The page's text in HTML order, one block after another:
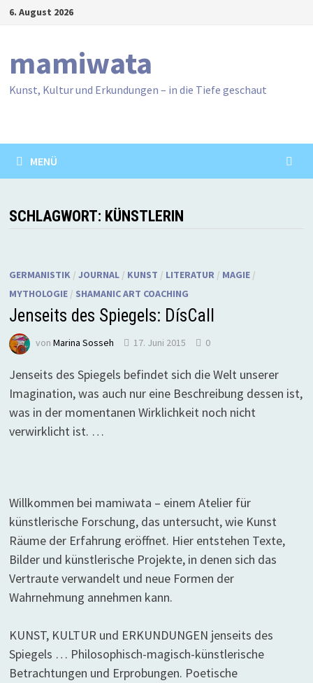
Zum6. August 2026
mamiwata
Kunst, Kultur und Erkundungen – in die Tiefe geschaut
MENÜ
SCHLAGWORT: KÜNSTLERIN
GERMANISTIK/ JOURNAL/ KUNST / LITERATUR / MAGIE/
MYTHOLOGIE/ SHAMANIC ART COACHING
Jenseits des Spiegels: DísCall
von Marina Sosseh 17. Juni 2015 0
Jenseits des Spiegels befindet sich die Welt unserer
Imagination, was auch nur eine Beschreibung dessen ist,
was in der momentanen Wirklichkeit noch nicht
verwirklicht ist. …
Willkommen bei mamiwata – einem Atelier für
künstlerische Forschung, das untersucht, wie Kunst
Räume der Erfahrung eröffnet. Hier entstehen Texte,
Bilder und künstlerische Projekte, in denen sich das
Vertraute verwandelt und neue Formen der
Wahrnehmung annehmen kann.
KUNST, KULTUR und ERKUNDUNGEN jenseits des
Spiegels … Philosophisch-magisch-künstlerische
Betrachtungen und Erprobungen. Poetische